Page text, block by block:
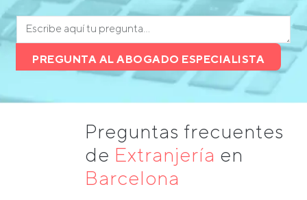
PREGUNTA AL ABOGADO ESPECIALISTA
Preguntas frecuentes
de Extranjería en
Barcelona